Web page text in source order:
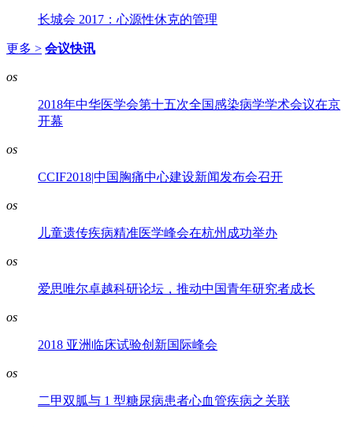
长城会 2017：心源性休克的管理
更多 > 会议快讯
os
2018年中华医学会第十五次全国感染病学学术会议在京
开幕
os
CCIF2018|中国胸痛中心建设新闻发布会召开
os
儿童遗传疾病精准医学峰会在杭州成功举办
os
爱思唯尔卓越科研论坛，推动中国青年研究者成长
os
2018 亚洲临床试验创新国际峰会
os
二甲双胍与 1 型糖尿病患者心血管疾病之关联